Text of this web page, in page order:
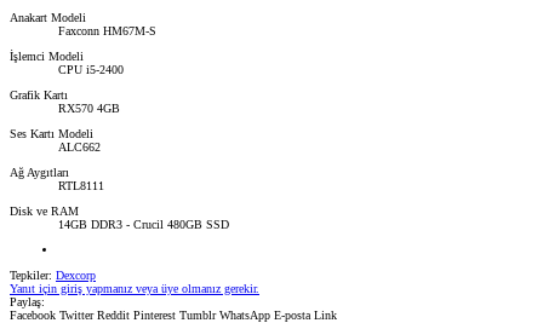
Anakart Modeli
Faxconn HM67M-S
İşlemci Modeli
CPU i5-2400
Grafik Kartı
RX570 4GB
Ses Kartı Modeli
ALC662
Ağ Aygıtları
RTL8111
Disk ve RAM
14GB DDR3 - Crucil 480GB SSD
Tepkiler: Dexcorp
Yanıt için giriş yapmanız veya üye olmanız gerekir.
Paylaş:
Facebook Twitter Reddit Pinterest Tumblr WhatsApp E-posta Link